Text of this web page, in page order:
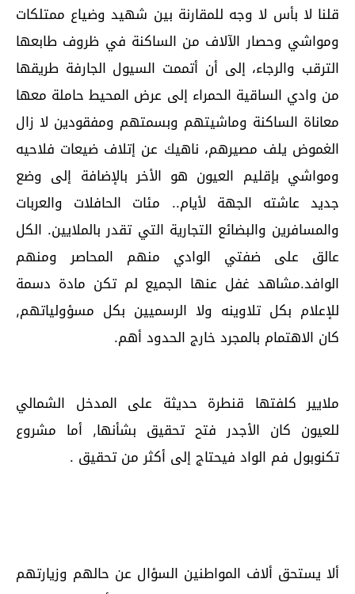
قلنا لا بأس لا وجه للمقارنة بين شهيد وضياع ممتلكات
ومواشي وحصار الآلاف من الساكنة في ظروف طابعها
الترقب والرجاء، إلى أن أتممت السيول الجارفة طريقها
من وادي الساقية الحمراء إلى عرض المحيط حاملة معها
معاناة الساكنة وماشيتهم وبسمتهم ومفقودين لا زال
الغموض يلف مصيرهم، ناهيك عن إتلاف ضيعات فلاحيه
ومواشي بإقليم العيون هو الأخر بالإضافة إلى وضع
جديد عاشته الجهة لأيام.. مئات الحافلات والعربات
والمسافرين والبضائع التجارية التي تقدر بالملايين. الكل
عالق على ضفتي الوادي منهم المحاصر ومنهم
الوافد.مشاهد غفل عنها الجميع لم تكن مادة دسمة
للإعلام بكل تلاوينه ولا الرسميين بكل مسؤولياتهم,
كان الاهتمام بالمجرد خارج الحدود أهم.
ملايير كلفتها قنطرة حديثة على المدخل الشمالي
للعيون كان الأجدر فتح تحقيق بشأنها, أما مشروع
تكنوبول فم الواد فيحتاج إلى أكثر من تحقيق .
ألا يستحق ألاف المواطنين السؤال عن حالهم وزيارتهم